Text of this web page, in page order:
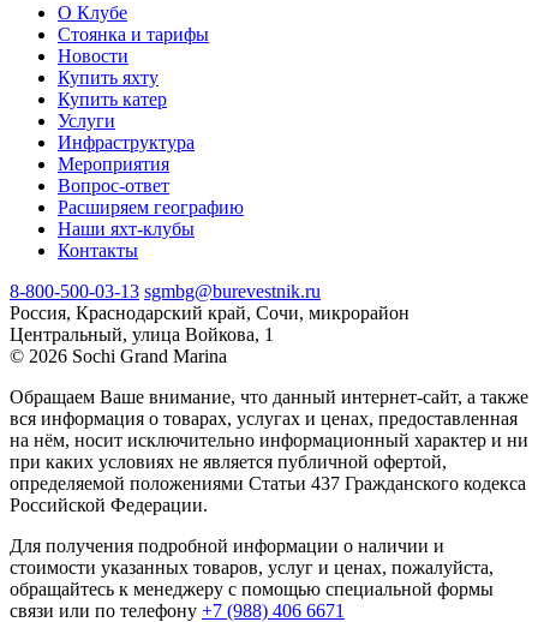
О Клубе
Стоянка и тарифы
Новости
Купить яхту
Купить катер
Услуги
Инфраструктура
Мероприятия
Вопрос-ответ
Расширяем географию
Наши яхт-клубы
Контакты
8-800-500-03-13 sgmbg@burevestnik.ru
Россия, Краснодарский край, Сочи, микрорайон
Центральный, улица Войкова, 1
© 2026 Sochi Grand Marina
Обращаем Ваше внимание, что данный интернет-сайт, а также
вся информация о товарах, услугах и ценах, предоставленная
на нём, носит исключительно информационный характер и ни
при каких условиях не является публичной офертой,
определяемой положениями Статьи 437 Гражданского кодекса
Российской Федерации.
Для получения подробной информации о наличии и
стоимости указанных товаров, услуг и ценах, пожалуйста,
обращайтесь к менеджеру с помощью специальной формы
связи или по телефону +7 (988) 406 6671